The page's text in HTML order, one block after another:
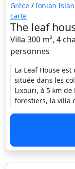
Grèce / Ionian
carte
The leaf
Villa 300 m², 4
personnes
La Leaf House
située dans les
Lixouri, à 5 km
forestiers, la villa